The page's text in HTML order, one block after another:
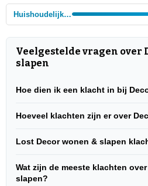
Huishoudelijke winkels
Veelgestelde vragen over
slapen
Hoe dien ik een klacht in bij
Hoeveel klachten zijn er over
Lost Decor wonen & slapen
Wat zijn de meeste klachten
slapen?